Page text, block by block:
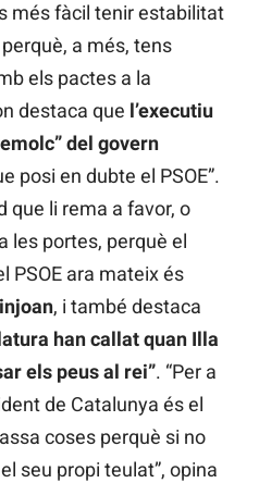
més fàcil tenir estabilitat
a més, tens
els pactes a la
destaca que l’executiu
del govern
posi en dubte el PSOE”.
que li rema a favor, o
les portes, perquè el
PSOE ara mateix és
, i també destaca
han callat quan Illa
els peus al rei”. “Per a
de Catalunya és el
coses perquè si no
seu propi teulat”, opina